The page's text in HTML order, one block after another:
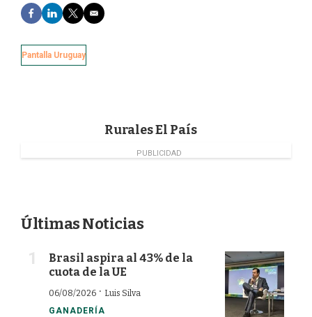
F
a
e
b
L
i
k
e
T
w
t
t
E
m
Pantalla Uruguay
Rurales El País
PUBLICIDAD
Últimas Noticias
Brasil aspira al 43% de la
cuota de la UE
06/08/2026 · Luis Silva
GANADERÍA